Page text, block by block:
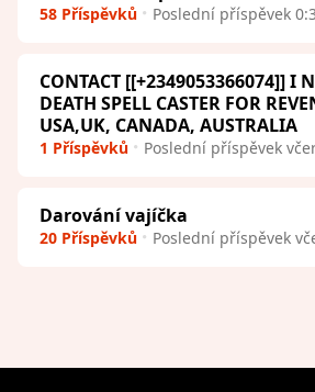
58 Příspěvků Poslední příspěvek
CONTACT [[+2349053366074]] I
DEATH SPELL CASTER FOR
USA,UK, CANADA, AUSTRALIA
1 Příspěvků Poslední příspěvek
Darování vajíčka
20 Příspěvků Poslední příspěvek